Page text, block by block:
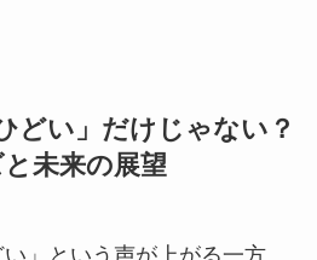
どい」だけじゃない？
未来の展望
い」という声が上がる一方